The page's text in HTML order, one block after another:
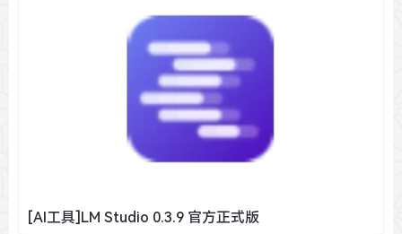
[AI工具]LM Studio 0.3.9 官方正式版